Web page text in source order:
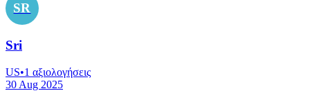
SR
Sri
US•1 αξιολογήσεις
30 Aug 2025